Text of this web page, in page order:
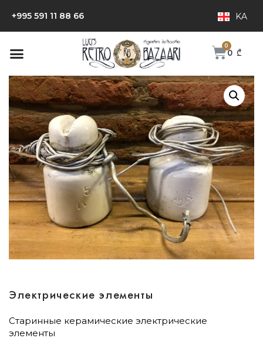
+995 591 11 88 66 KA
0 ₾
Электрические элементы
Старинные керамические электрические
элементы